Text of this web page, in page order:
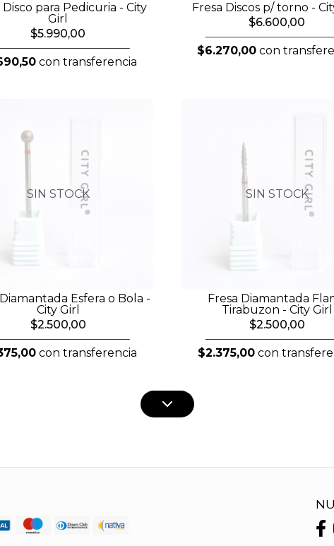
Disco para Pedicuria - City
Girl
$5.990,00
con transferencia
Fresa Discos p/ torno -
$6.600,00
$6.270,00con
SIN STOCK
Esfera o Bola -
City Girl
$2.500,00
con transferencia
SIN STOCK
Fresa Diamantada
Tirabuzon - City Girl
$2.500,00
$2.375,00 con